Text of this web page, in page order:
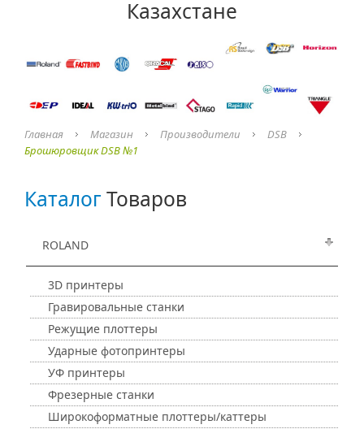
Казахстане
Главная Магазин Производители
DSB
Брошюровщик DSB №1
КаталогТоваров
ROLAND
3D принтеры
Гравировальные станки
Режущие плоттеры
Ударные фотопринтеры
УФ принтеры
Фрезерные станки
Широкоформатные плоттеры/каттеры